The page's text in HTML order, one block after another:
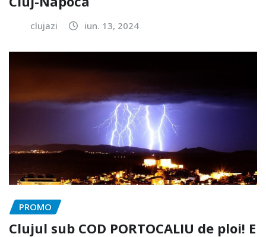
clujazi iun. 13, 2024
PROMO
Clujul sub COD PORTOCALIU de ploi! E